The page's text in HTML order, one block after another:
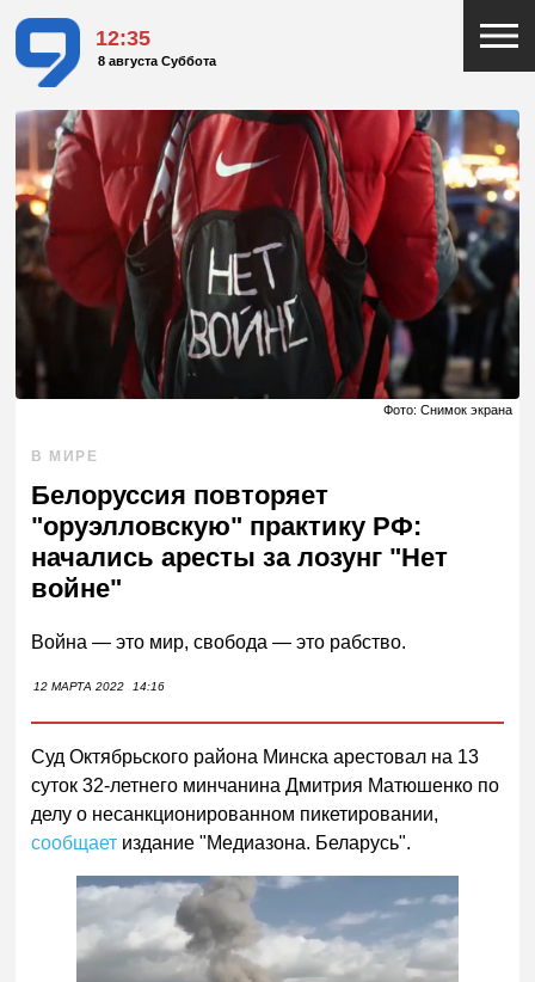
12:35
8 августа Суббота
Фото: Снимок экрана
В МИРЕ
Белоруссия повторяет
"оруэлловскую" практику РФ:
начались аресты за лозунг "Нет
войне"
Война — это мир, свобода — это рабство.
12 МАРТА 2022 14:16
Суд Октябрьского района Минска арестовал на 13
суток 32-летнего минчанина Дмитрия Матюшенко по
делу о несанкционированном пикетировании,
сообщает издание "Медиазона. Беларусь".